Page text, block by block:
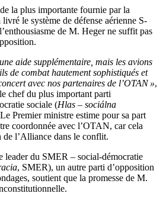
la plus importante fournie par la
le système de défense aérienne S-
de M. Heger ne suffit pas
aide supplémentaire, mais les avions
de combat hautement sophistiqués et
avec nos partenaires de l’OTAN »,
chef du plus important parti
sociale (Hlas – sociálna
Premier ministre estime pour sa part
coordonnée avec l’OTAN, car cela
l’Alliance dans le conflit.
leader du SMER – social-démocratie
, SMER), un autre parti d’opposition
soutient que la promesse de M.